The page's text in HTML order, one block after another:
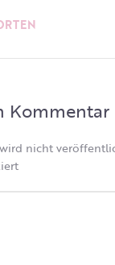
Kommentar
nicht